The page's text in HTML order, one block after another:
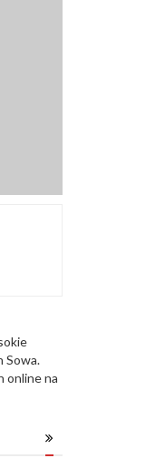
Sowa.
online na